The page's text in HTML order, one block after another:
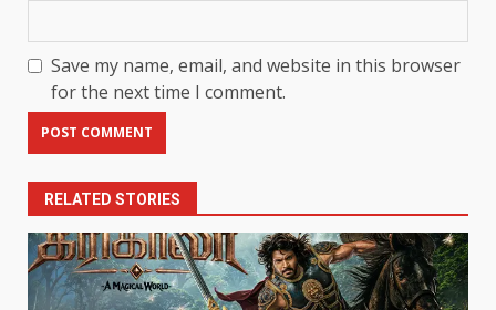
Save my name, email, and website in this browser
for the next time I comment.
RELATED STORIES